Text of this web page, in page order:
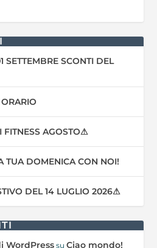
SETTEMBRE SCONTI DEL
FITNESS AGOSTO⚠
TUA DOMENICA CON NOI!
DEL 14 LUGLIO 2026⚠
WordPress suCiao mondo!